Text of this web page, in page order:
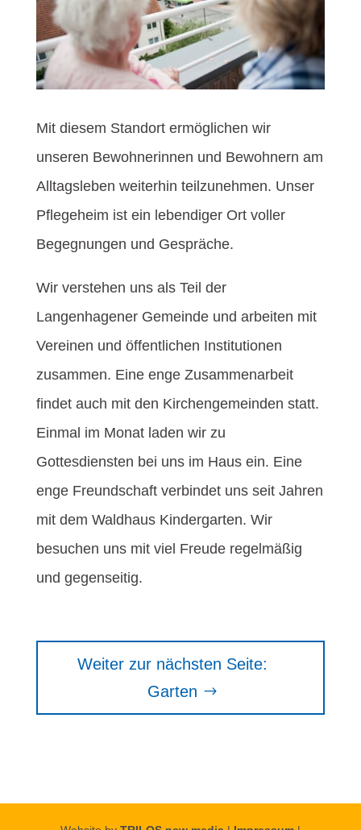
Mit diesem Standort ermöglichen wir
unseren Bewohnerinnen und Bewohnern am
Alltagsleben weiterhin teilzunehmen. Unser
Pflegeheim ist ein lebendiger Ort voller
Begegnungen und Gespräche.
Wir verstehen uns als Teil der
Langenhagener Gemeinde und arbeiten mit
Vereinen und öffentlichen Institutionen
zusammen. Eine enge Zusammenarbeit
findet auch mit den Kirchengemeinden statt.
Einmal im Monat laden wir zu
Gottesdiensten bei uns im Haus ein. Eine
enge Freundschaft verbindet uns seit Jahren
mit dem Waldhaus Kindergarten. Wir
besuchen uns mit viel Freude regelmäßig
und gegenseitig.
Weiter zur nächsten Seite:
Garten